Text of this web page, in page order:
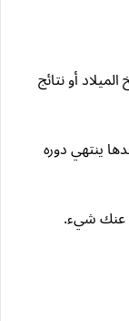
أو نتائج
ينتهي دوره
عنك شيء.